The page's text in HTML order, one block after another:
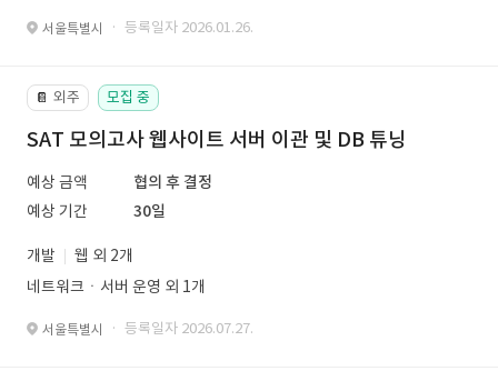
서울특별시 · 등록일자 2026.01.26.
📔 외주 모집 중
SAT 모의고사 웹사이트 서버 이관 및 DB 튜닝
예상 금액
협의 후 결정
예상 기간
30일
개발
웹 외 2개
네트워크ㆍ서버 운영 외 1개
서울특별시 · 등록일자 2026.07.27.